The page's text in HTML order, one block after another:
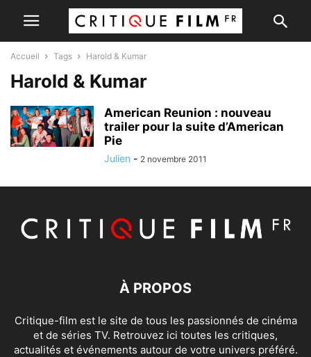
Accueil Tags Harold & Kumar
Harold & Kumar
American Reunion : nouveau
trailer pour la suite d’American
Pie
Julien - 2 novembre 2011
À PROPOS
Critique-film est le site de tous les passionnés de cinéma
et de séries TV. Retrouvez ici toutes les critiques,
actualités et événements autour de votre univers préféré.